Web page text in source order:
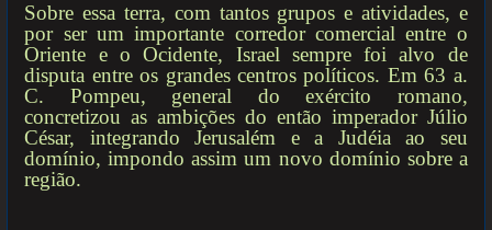
Sobre essa terra, com tantos grupos e atividades, e
por ser um importante corredor comercial entre o
Oriente e o Ocidente, Israel sempre foi alvo de
disputa entre os grandes centros políticos. Em 63 a.
C. Pompeu, general do exército romano,
concretizou as ambições do então imperador Júlio
César, integrando Jerusalém e a Judéia ao seu
domínio, impondo assim um novo domínio sobre a
região.